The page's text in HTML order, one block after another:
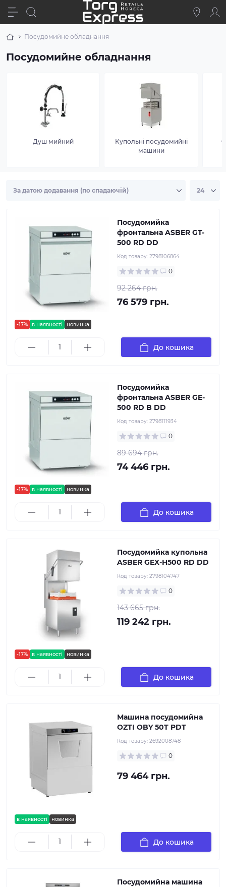
Посудомийне обладнання
Посудомийне обладнання
Душ мийний
Купольні посудомийні
машини
-17% в наявності новинка
Посудомийка
фронтальна ASBER GT-
500 RD DD
Код товару: 2798106864
0
92 264 грн.
76 579 грн.
До кошика
-17% в наявності новинка
Посудомийка
фронтальна ASBER GE-
500 RD B DD
Код товару: 2798111934
0
89 694 грн.
74 446 грн.
До кошика
-17% в наявності новинка
Посудомийка купольна
ASBER GEX-H500 RD DD
Код товару: 2798104747
0
143 665 грн.
119 242 грн.
До кошика
в наявності новинка
Машина посудомийна
OZTI OBY 50T PDT
Код товару: 2692008748
0
79 464 грн.
До кошика
Посудомийна машина